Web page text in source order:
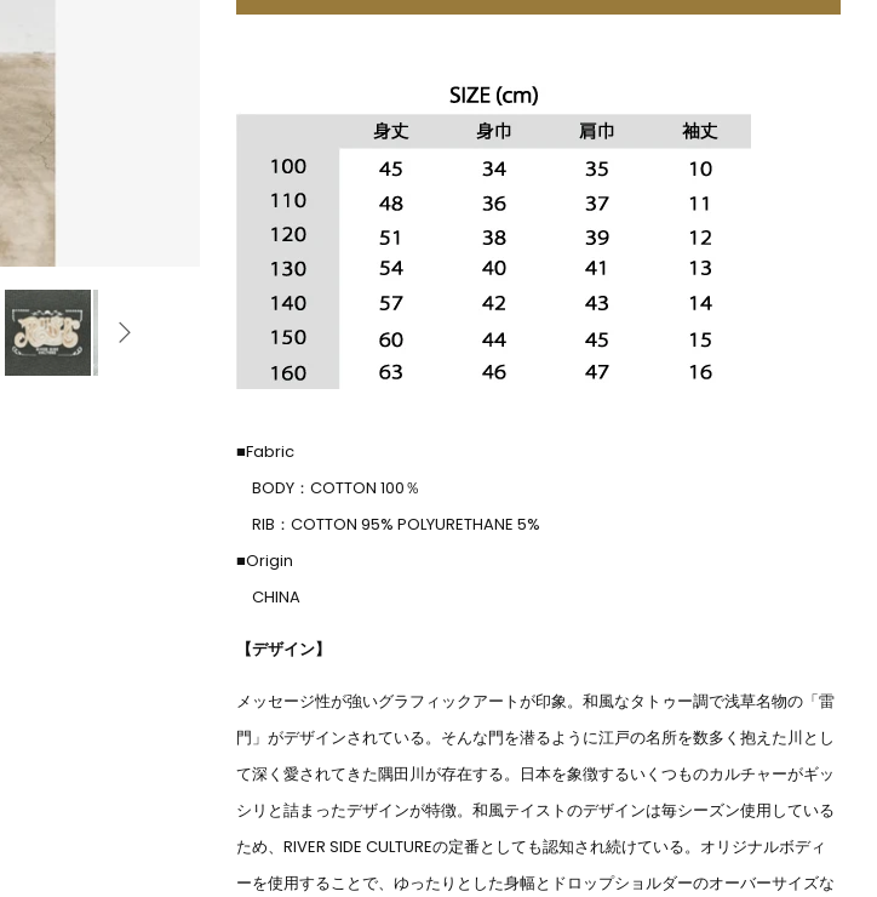
■Fabric
BODY：COTTON 100％
RIB：COTTON 95% POLYURETHANE 5%
■Origin
CHINA
【デザイン】
メッセージ性が強いグラフィックアートが印象。和風なタトゥー調で浅草名物の「雷
門」がデザインされている。そんな門を潜るように江戸の名所を数多く抱えた川とし
て深く愛されてきた隅田川が存在する。日本を象徴するいくつものカルチャーがギッ
シリと詰まったデザインが特徴。和風テイストのデザインは毎シーズン使用している
ため、RIVER SIDE CULTUREの定番としても認知され続けている。オリジナルボディ
ーを使用することで、ゆったりとした身幅とドロップショルダーのオーバーサイズな